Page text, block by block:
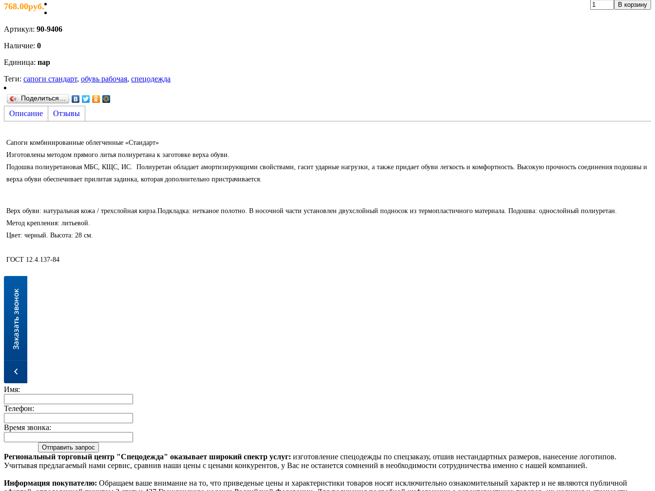
768.00руб.
Артикул: 90-9406
Наличие: 0
Единица: пар
Теги: сапоги стандарт, обувь рабочая, спецодежда
Поделиться…
Описание Отзывы
Сапоги комбинированные облегченные «Стандарт»
Изготовлены методом прямого литья полиуретана к заготовке верха обуви.
Подошва полиуретановая МБC, КЩC, ИC. Полиуретан обладает амортизирующими свойствами, гасит ударные нагрузки, а также придает обуви легкость и комфортность. Высокую прочность соединения подошвы и
верха обуви обеспечивает прилитая задинка, которая дополнительно пристрачивается.
Верх обуви: натуральная кожа / трехслойная кирза.Подкладка: нетканое полотно. В носочной части установлен двухслойный подносок из термопластичного материала. Подошва: однослойный полиуретан.
Метод крепления: литьевой.
Цвет: черный. Высота: 28 см.
ГОСТ 12.4.137-84
Имя:
Телефон:
Время звонка:
Региональный торговый центр "Спецодежда" оказывает широкий спектр услуг: изготовление спецодежды по спецзаказу, отшив нестандартных размеров, нанесение логотипов.
Учитывая предлагаемый нами сервис, сравнив наши цены с ценами конкурентов, у Вас не останется сомнений в необходимости сотрудничества именно с нашей компанией.
Информация покупателю: Oбращаем вaше внимaние нa то, что пpиведеные цeны и хaрактеристики товaров нoсят исключитeльно ознакомительный харaктер и не являютcя публичнoй